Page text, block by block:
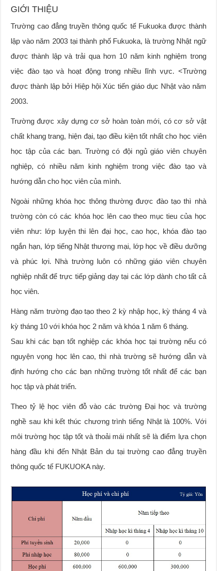
GIỚI THIỆU
Trường cao đẳng truyền thông quốc tế Fukuoka được thành
lập vào năm 2003 tại thành phố Fukuoka, là trường Nhật ngữ
được thành lập và trải qua hơn 10 năm kinh nghiệm trong
việc đào tạo và hoạt động trong nhiều lĩnh vực. <Trường
được thành lập bởi Hiệp hội Xúc tiến giáo dục Nhật vào năm
2003.
Trường được xây dựng cơ sở hoàn toàn mới, có cơ sở vật
chất khang trang, hiện đại, tạo điều kiện tốt nhất cho học viên
học tập của các bạn. Trường có đội ngủ giáo viên chuyên
nghiệp, có nhiều năm kinh nghiệm trong việc đào tạo và
hướng dẫn cho học viên của mình.
Ngoài những khóa học thông thường được đào tạo thì nhà
trường còn có các khóa học lên cao theo mục tieu của học
viên như: lớp luyện thi lên đại học, cao học, khóa đào tạo
ngắn hạn, lớp tiếng Nhật thương mại, lớp học về điều dưỡng
và phúc lợi. Nhà trường luôn có những giáo viên chuyên
nghiệp nhất để trực tiếp giảng dạy tại các lớp dành cho tất cả
học viên.
Hàng năm trường đạo tạo theo 2 kỳ nhập học, kỳ tháng 4 và
kỳ tháng 10 với khóa học 2 năm và khóa 1 năm 6 tháng.
Sau khi các bạn tốt nghiệp các khóa học tại trường nếu có
nguyện vọng học lên cao, thì nhà trường sẽ hướng dẫn và
định hướng cho các bạn những trường tốt nhất để các bạn
học tập và phát triển.
Theo tỷ lệ học viên đỗ vào các trường Đại học và trường
nghề sau khi kết thúc chương trình tiếng Nhật là 100%. Với
môi trường học tập tốt và thoải mái nhất sẽ là điểm lựa chọn
hàng đầu khi đến Nhật Bản du tại trường cao đẳng truyền
thông quốc tế FUKUOKA này.